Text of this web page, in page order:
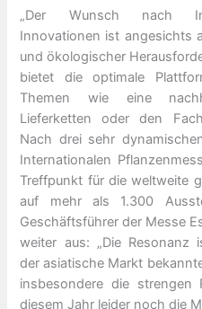
„Der Wunsch nach
Innovationen ist angesichts
und ökologischer
bietet die optimale
Themen wie eine
Lieferketten oder den
Nach drei sehr
Internationalen
Treffpunkt für die weltweite
auf mehr als 1.300
Geschäftsführer der Messe
weiter aus: „Die Resonanz
der asiatische Markt
insbesondere die strengen
diesem Jahr leider noch die